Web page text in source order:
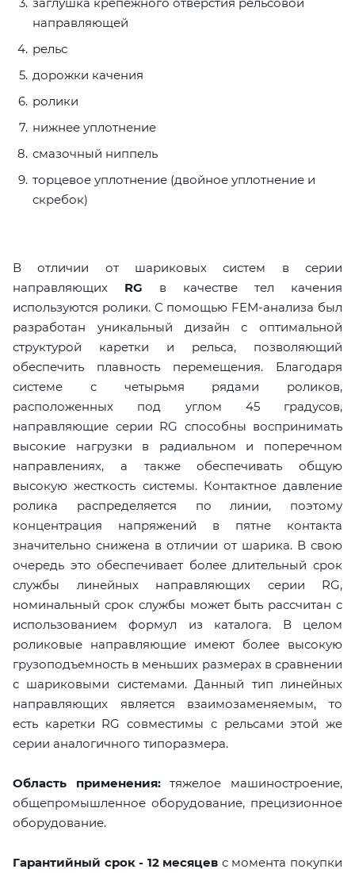
направляющей
рельс
дорожки качения
ролики
нижнее уплотнение
смазочный ниппель
торцевое уплотнение (двойное уплотнение и
скребок)
В отличии от шариковых систем в серии
направляющих RG в качестве тел качения
используются ролики. С помощью FEM-анализа был
разработан уникальный дизайн с оптимальной
структурой каретки и рельса, позволяющий
обеспечить плавность перемещения. Благодаря
системе с четырьмя рядами роликов,
расположенных под углом 45 градусов,
направляющие серии RG способны воспринимать
высокие нагрузки в радиальном и поперечном
направлениях, а также обеспечивать общую
высокую жесткость системы. Контактное давление
ролика распределяется по линии, поэтому
концентрация напряжений в пятне контакта
значительно снижена в отличии от шарика. В свою
очередь это обеспечивает более длительный срок
службы линейных направляющих серии RG,
номинальный срок службы может быть рассчитан с
использованием формул из каталога. В целом
роликовые направляющие имеют более высокую
грузоподъемность в меньших размерах в сравнении
с шариковыми системами. Данный тип линейных
направляющих является взаимозаменяемым, то
есть каретки RG совместимы с рельсами этой же
серии аналогичного типоразмера.
Область применения:тяжелое машиностроение,
общепромышленное оборудование, прецизионное
оборудование.
Гарантийный срок - 12 месяцев с момента покупки